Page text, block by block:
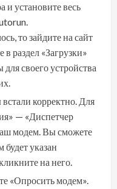
и установите весь
то зайдите на сайт
раздел «Загрузки»
своего устройства
корректно. Для
— «Диспетчер
модем. Вы сможете
указан
на него.
«Опросить модем».